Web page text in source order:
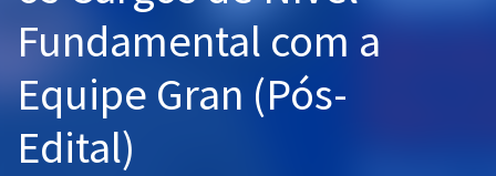
Questões grátis
Conteúdo gratuito
Blog
Aprovados
Fundamental com a
Equipe Gran (Pós-
Edital)